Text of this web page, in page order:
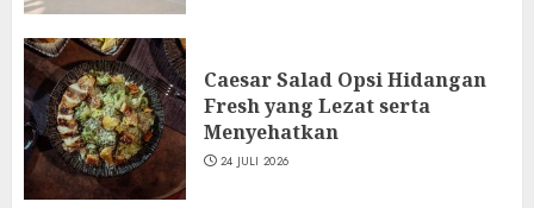
Caesar Salad Opsi Hidangan
Fresh yang Lezat serta
Menyehatkan
24 JULI 2026